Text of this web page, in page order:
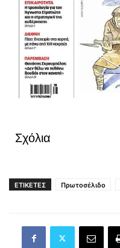
Σχόλια
ΕΤΙΚΕΤΕΣ Πρωτοσέλιδο